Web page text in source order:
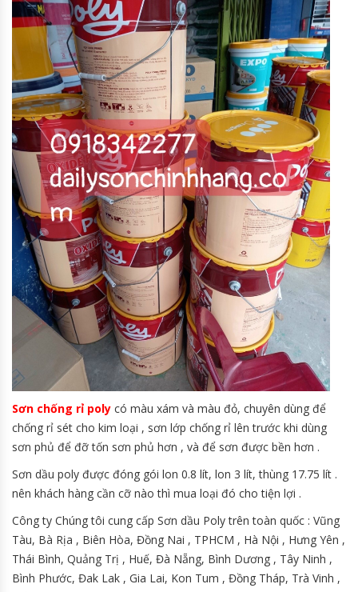
Sơn chống rỉ poly có màu xám và màu đỏ, chuyên dùng để
chống rỉ sét cho kim loại , sơn lớp chống rỉ lên trước khi dùng
sơn phủ để đỡ tốn sơn phủ hơn , và để sơn được bền hơn .
Sơn dầu poly được đóng gói lon 0.8 lít, lon 3 lít, thùng 17.75 lít .
nên khách hàng cần cỡ nào thì mua loại đó cho tiện lợi .
Công ty Chúng tôi cung cấp Sơn dầu Poly trên toàn quốc : Vũng
Tàu, Bà Rịa , Biên Hòa, Đồng Nai , TPHCM , Hà Nội , Hưng Yên ,
Thái Bình, Quảng Trị , Huế, Đà Nẵng, Bình Dương , Tây Ninh ,
Bình Phước, Đak Lak , Gia Lai, Kon Tum , Đồng Tháp, Trà Vinh ,